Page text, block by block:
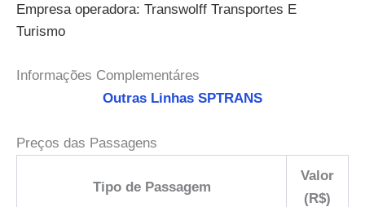
Empresa operadora: Transwolff Transportes E
Turismo
Informações Complementáres
Outras Linhas SPTRANS
Preços das Passagens
Tipo de Passagem
Valor
(R$)